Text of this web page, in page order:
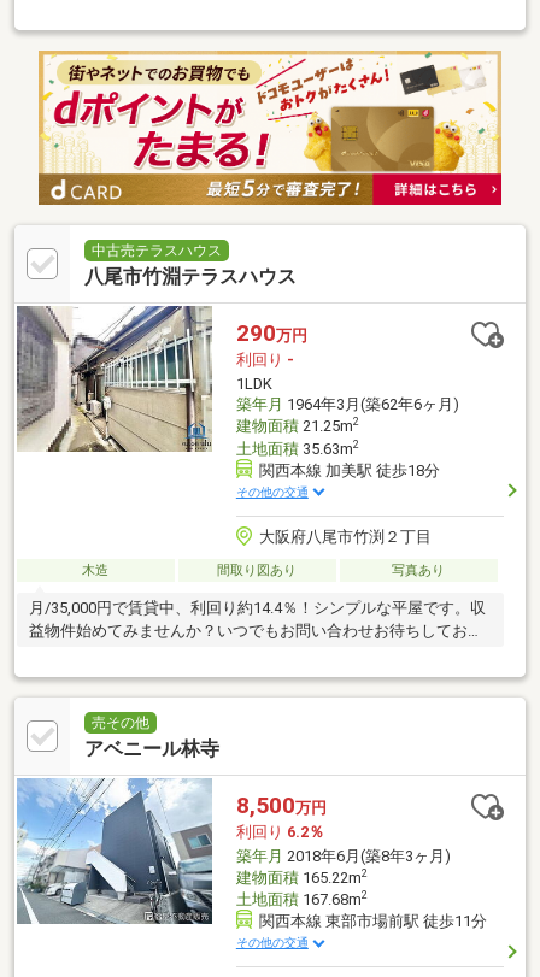
中古売テラスハウス
八尾市竹淵テラスハウス
290万円
利回り -
1LDK
築年月 1964年3月(築62年6ヶ月)
建物面積21.25m2
土地面積35.63m2
関西本線 加美駅 徒歩18分
その他の交通
大阪府八尾市竹渕２丁目
木造 間取り図あり 写真あり
月/35,000円で賃貸中、利回り約14.4％！シンプルな平屋です。収
益物件始めてみませんか？いつでもお問い合わせお待ちしており
売その他
アベニール林寺
8,500万円
利回り 6.2％
築年月 2018年6月(築8年3ヶ月)
建物面積165.22m2
土地面積167.68m2
関西本線 東部市場前駅 徒歩11分
その他の交通